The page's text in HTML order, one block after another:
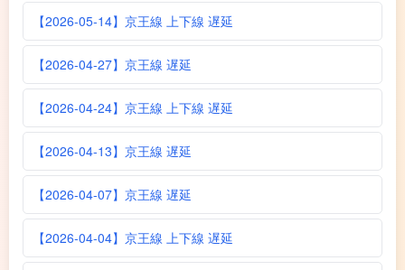
【2026-05-14】京王線 上下線 遅延
【2026-04-27】京王線 遅延
【2026-04-24】京王線 上下線 遅延
【2026-04-13】京王線 遅延
【2026-04-07】京王線 遅延
【2026-04-04】京王線 上下線 遅延